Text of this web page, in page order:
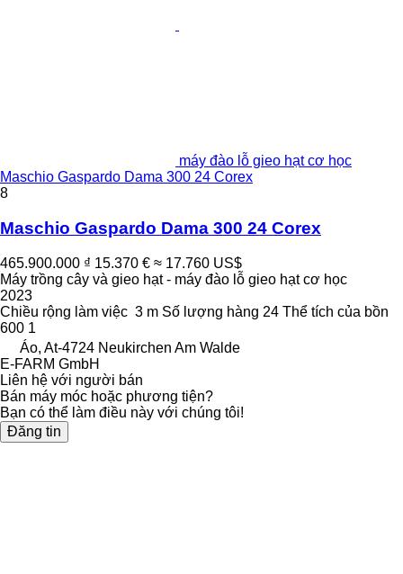
máy đào lỗ gieo hạt cơ học
Maschio Gaspardo Dama 300 24 Corex
8
Maschio Gaspardo Dama 300 24 Corex
465.900.000 ₫ 15.370 € ≈ 17.760 US$
Máy trồng cây và gieo hạt - máy đào lỗ gieo hạt cơ học
2023
Chiều rộng làm việc 3 m Số lượng hàng 24 Thể tích của bồn
600 1
Áo, At-4724 Neukirchen Am Walde
E-FARM GmbH
Liên hệ với người bán
Bán máy móc hoặc phương tiện?
Bạn có thể làm điều này với chúng tôi!
Đăng tin